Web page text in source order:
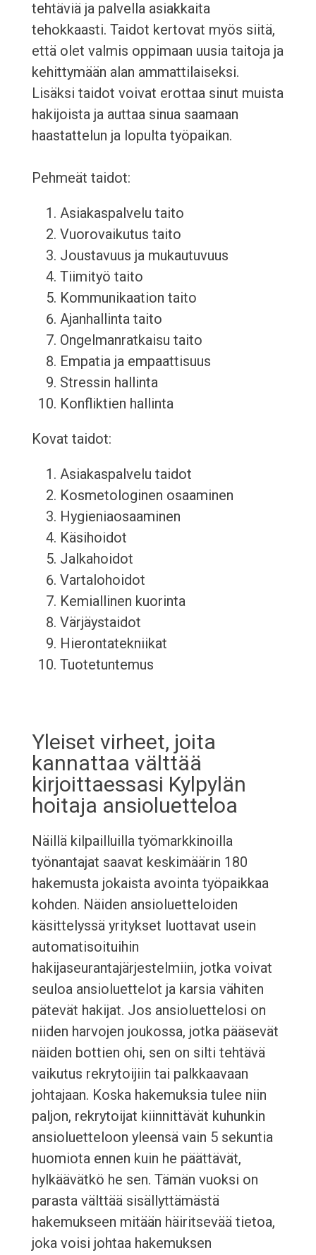
tehtäviä ja palvella asiakkaita
tehokkaasti. Taidot kertovat myös siitä,
että olet valmis oppimaan uusia taitoja ja
kehittymään alan ammattilaiseksi.
Lisäksi taidot voivat erottaa sinut muista
hakijoista ja auttaa sinua saamaan
haastattelun ja lopulta työpaikan.
Pehmeät taidot:
Asiakaspalvelu taito
Vuorovaikutus taito
Joustavuus ja mukautuvuus
Tiimityö taito
Kommunikaation taito
Ajanhallinta taito
Ongelmanratkaisu taito
Empatia ja empaattisuus
Stressin hallinta
Konfliktien hallinta
Kovat taidot:
Asiakaspalvelu taidot
Kosmetologinen osaaminen
Hygieniaosaaminen
Käsihoidot
Jalkahoidot
Vartalohoidot
Kemiallinen kuorinta
Värjäystaidot
Hierontatekniikat
Tuotetuntemus
Yleiset virheet, joita
kannattaa välttää
kirjoittaessasi Kylpylän
hoitaja ansioluetteloa
Näillä kilpailluilla työmarkkinoilla
työnantajat saavat keskimäärin 180
hakemusta jokaista avointa työpaikkaa
kohden. Näiden ansioluetteloiden
käsittelyssä yritykset luottavat usein
automatisoituihin
hakijaseurantajärjestelmiin, jotka voivat
seuloa ansioluettelot ja karsia vähiten
pätevät hakijat. Jos ansioluettelosi on
niiden harvojen joukossa, jotka pääsevät
näiden bottien ohi, sen on silti tehtävä
vaikutus rekrytoijiin tai palkkaavaan
johtajaan. Koska hakemuksia tulee niin
paljon, rekrytoijat kiinnittävät kuhunkin
ansioluetteloon yleensä vain 5 sekuntia
huomiota ennen kuin he päättävät,
hylkäävätkö he sen. Tämän vuoksi on
parasta välttää sisällyttämästä
hakemukseen mitään häiritsevää tietoa,
joka voisi johtaa hakemuksen